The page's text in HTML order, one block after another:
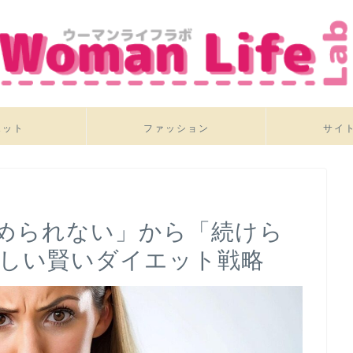
ト ファッション サイ
られない」から「続けら
い賢いダイエット戦略